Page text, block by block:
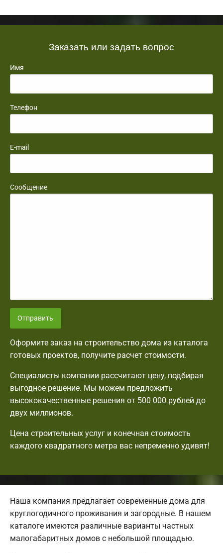
Заказать или задать вопрос
Имя
Телефон
E-mail
Сообщение
Отправить
Оформите заказ на строительство дома из каталога
готовых проектов, получите расчет стоимости.
Специалисты компании рассчитают цену, подбирая
выгодное решение. Мы можем предложить
высококачественные решения от 500 000 рублей до
двух миллионов.
Цена строительных услуг и конечная стоимость
каждого квадратного метра вас непременно удивят!
Наша компания предлагает современные дома для
круглогодичного проживания и загородные. В нашем
каталоге имеются различные варианты частных
малогабаритных домов с небольшой площадью.